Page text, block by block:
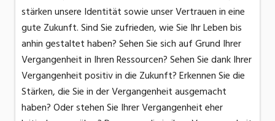
stärken unsere Identität sowie unser Vertrauen in eine
gute Zukunft. Sind Sie zufrieden, wie Sie Ihr Leben bis
anhin gestaltet haben? Sehen Sie sich auf Grund Ihrer
Vergangenheit in Ihren Ressourcen? Sehen Sie dank Ihrer
Vergangenheit positiv in die Zukunft? Erkennen Sie die
Stärken, die Sie in der Vergangenheit ausgemacht
haben? Oder stehen Sie Ihrer Vergangenheit eher